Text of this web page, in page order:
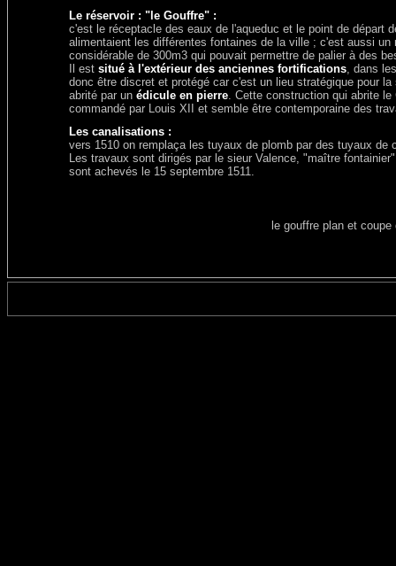
Le réservoir : "le Gouffre" :
c'est le réceptacle des eaux de l'aqueduc et le point de départ
alimentaient les différentes fontaines de la ville ; c'est aussi un
considérable de 300m3 qui pouvait permettre de palier à des
Il est situé à l'extérieur des anciennes fortifications, dans
donc être discret et protégé car c'est un lieu stratégique pour
abrité par un édicule en pierre. Cette construction qui abrite le
commandé par Louis XII et semble être contemporaine des
Les canalisations :
vers 1510 on remplaça les tuyaux de plomb par des tuyaux de
Les travaux sont dirigés par le sieur Valence, "maître
sont achevés le 15 septembre 1511.
le gouffre plan et